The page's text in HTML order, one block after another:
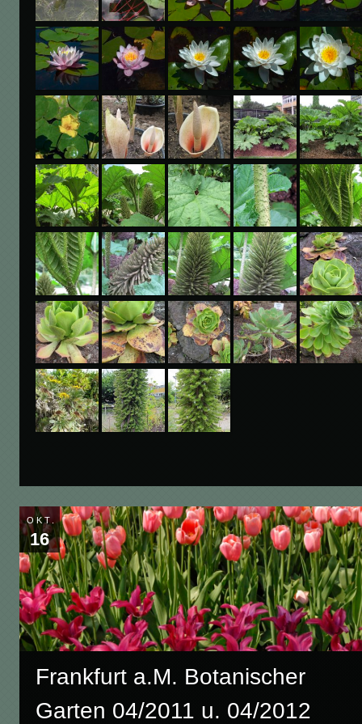
OKT.
16
Frankfurt a.M. Botanischer
Garten 04/2011 u. 04/2012